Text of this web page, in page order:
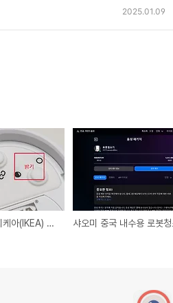
2025.01.09
스마트싱스 - 이케아(IKEA) 동작 감지 센서(TRADFRI) 연결하기